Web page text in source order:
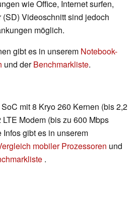
wie Office, Internet surfen,
Videoschnitt sind jedoch
möglich.
gibt es in unserem Notebook-
und derBenchmarkliste.
mit 8 Kryo 260 Kernen (bis 2,2
Modem (bis zu 600 Mbps
gibt es in unserem
mobiler Prozessoren und
.